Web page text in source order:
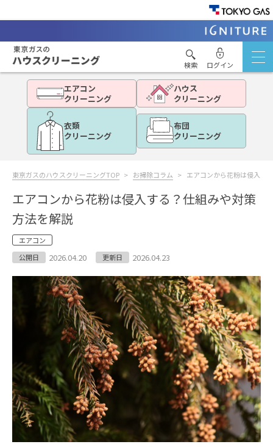
検索 ログイン
エアコン
クリーニング
ハウス
クリーニング
衣類
クリーニング
布団
クリーニング
東京ガスのハウスクリーニングTOP お掃除コラム エアコンから花粉は侵入す
エアコンから花粉は侵入する？仕組みや対策
方法を解説
エアコン
公開日
2026.04.20 更新日 2026.04.23